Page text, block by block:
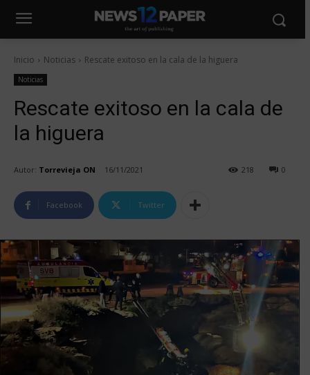
Inicio Noticias Rescate exitoso en la cala de la higuera
Noticias
Rescate exitoso en la cala de
la higuera
Autor: Torrevieja ON 16/11/2021 0
218
Facebook Twitter